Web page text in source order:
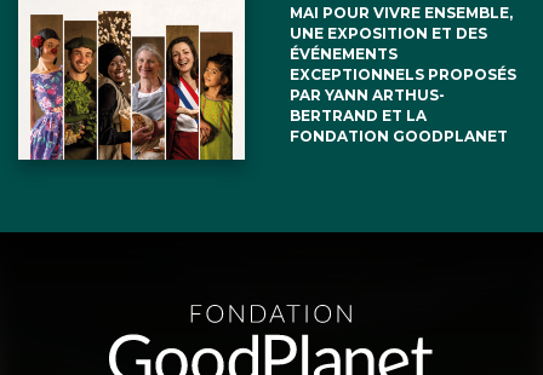
MAI POUR VIVRE ENSEMBLE,
UNE EXPOSITION ET DES
ÉVÉNEMENTS
EXCEPTIONNELS PROPOSÉS
PAR YANN ARTHUS-
BERTRAND ET LA
FONDATION GOODPLANET